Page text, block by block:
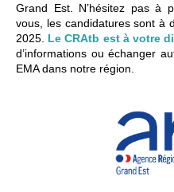
Grand Est. N’hésitez pas à
vous, les candidatures sont à
2025. Le CRAtb est à votre
d’informations ou échanger
EMA dans notre région.